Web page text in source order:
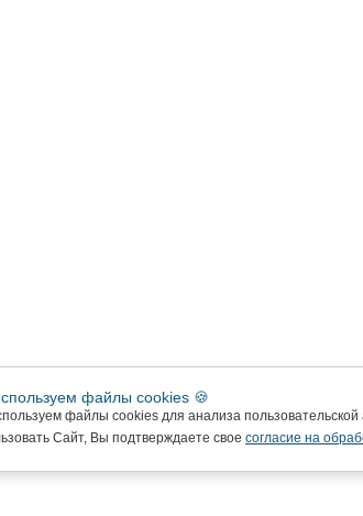
файлы cookies 🍪
файлы cookies для анализа
Сайт, Вы подтверждаете своесогласие на